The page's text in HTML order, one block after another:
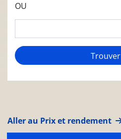
OU
Trouver
Aller au Prix et rendement